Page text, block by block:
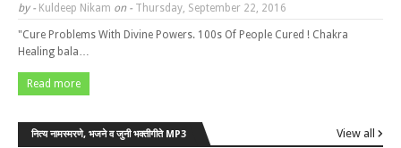
by - Kuldeep Nikam on - Thursday, September 22, 2016
"Cure Problems With Divine Powers. 100s Of People Cured ! Chakra
Healing bala…
Read more
नित्य नामस्मरणे, भजने व जुनी भक्तीगीते MP3 View all